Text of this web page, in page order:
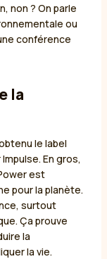
non ? On parle
ou
conférence
la
le label
En gros,
est
pour la planète.
surtout
Ça prouve
la
la vie.